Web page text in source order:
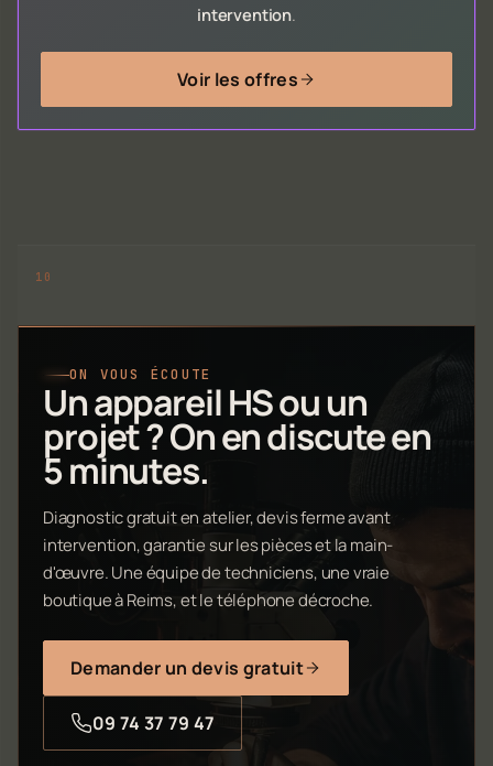
intervention.
Voir les offres
ON VOUS ÉCOUTE
Un appareil HS ou un
projet ? On en discute en
5 minutes.
Diagnostic gratuit en atelier, devis ferme avant
intervention, garantie sur les pièces et la main-
d'œuvre. Une équipe de techniciens, une vraie
boutique à Reims, et le téléphone décroche.
Demander un devis gratuit
09 74 37 79 47